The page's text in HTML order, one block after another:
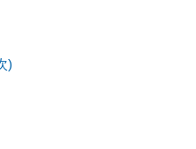
)